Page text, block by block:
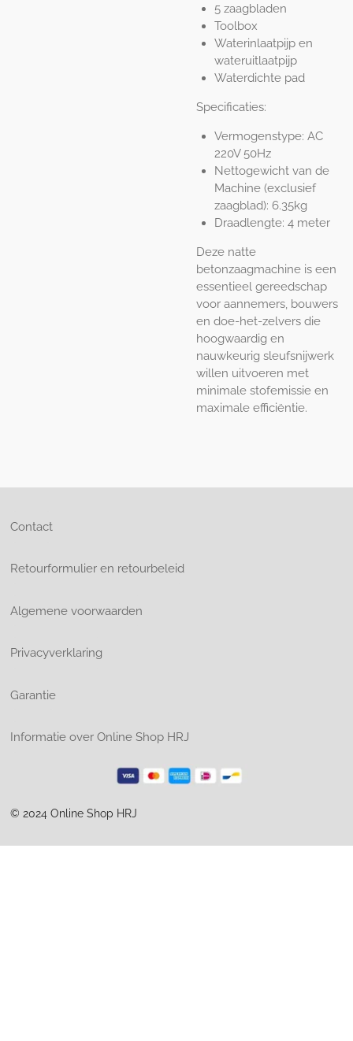
5 zaagbladen
Toolbox
Waterinlaatpijp en
wateruitlaatpijp
Waterdichte pad
Specificaties:
Vermogenstype: AC
220V 50Hz
Nettogewicht van de
Machine (exclusief
zaagblad): 6.35kg
Draadlengte: 4 meter
Deze natte
betonzaagmachine is een
essentieel gereedschap
voor aannemers, bouwers
en doe-het-zelvers die
hoogwaardig en
nauwkeurig sleufsnijwerk
willen uitvoeren met
minimale stofemissie en
maximale efficiëntie.
Contact
Retourformulier en retourbeleid
Algemene voorwaarden
Privacyverklaring
Garantie
Informatie over Online Shop HRJ
© 2024 Online Shop HRJ